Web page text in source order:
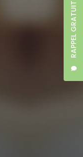
RAPPEL GRATUIT